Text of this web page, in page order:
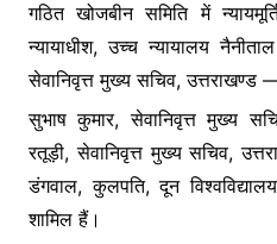
गठित खोजबीन समिति में
न्यायाधीश, उच्च न्यायालय
सेवानिवृत्त मुख्य सचिव,
सुभाष कुमार, सेवानिवृत्त मुख्य
रतूड़ी, सेवानिवृत्त मुख्य सचिव,
डंगवाल, कुलपति, दून
शामिल हैं।